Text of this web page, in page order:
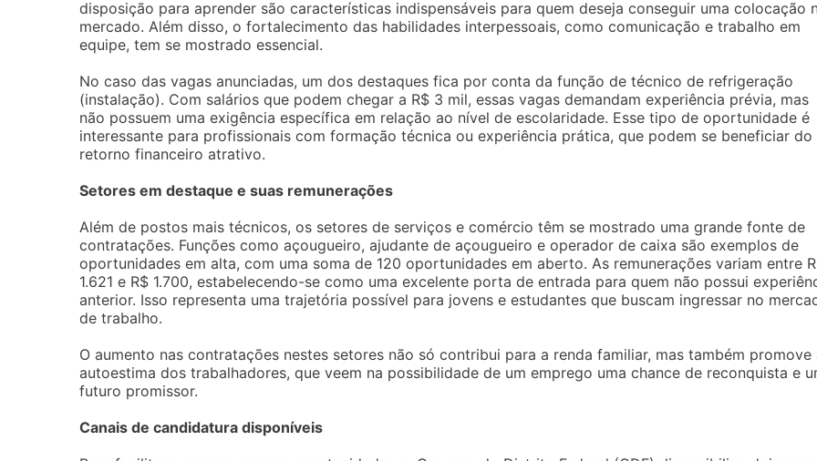
disposição para aprender são características indispensáveis para quem deseja conseguir uma colocação
mercado. Além disso, o fortalecimento das habilidades interpessoais, como comunicação e trabalho em
equipe, tem se mostrado essencial.
No caso das vagas anunciadas, um dos destaques fica por conta da função de técnico de refrigeração
(instalação). Com salários que podem chegar a R$ 3 mil, essas vagas demandam experiência prévia, mas
não possuem uma exigência específica em relação ao nível de escolaridade. Esse tipo de oportunidade é
interessante para profissionais com formação técnica ou experiência prática, que podem se beneficiar do
retorno financeiro atrativo.
Setores em destaque e suas remunerações
Além de postos mais técnicos, os setores de serviços e comércio têm se mostrado uma grande fonte de
contratações. Funções como açougueiro, ajudante de açougueiro e operador de caixa são exemplos de
oportunidades em alta, com uma soma de 120 oportunidades em aberto. As remunerações variam entre
1.621 e R$ 1.700, estabelecendo-se como uma excelente porta de entrada para quem não possui
anterior. Isso representa uma trajetória possível para jovens e estudantes que buscam ingressar no
de trabalho.
O aumento nas contratações nestes setores não só contribui para a renda familiar, mas também promove
autoestima dos trabalhadores, que veem na possibilidade de um emprego uma chance de reconquista e
futuro promissor.
Canais de candidatura disponíveis